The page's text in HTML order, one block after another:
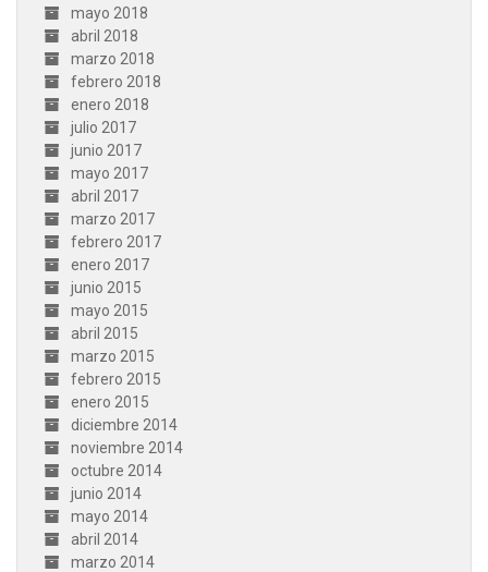
mayo 2018
abril 2018
marzo 2018
febrero 2018
enero 2018
julio 2017
junio 2017
mayo 2017
abril 2017
marzo 2017
febrero 2017
enero 2017
junio 2015
mayo 2015
abril 2015
marzo 2015
febrero 2015
enero 2015
diciembre 2014
noviembre 2014
octubre 2014
junio 2014
mayo 2014
abril 2014
marzo 2014